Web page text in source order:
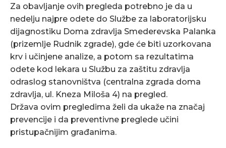
Za obavljanje ovih pregleda potrebno je da u
nedelju najpre odete do Službe za laboratorijsku
dijagnostiku Doma zdravlja Smederevska Palanka
(prizemlje Rudnik zgrade), gde će biti uzorkovana
krv i učinjene analize, a potom sa rezultatima
odete kod lekara u Službu za zaštitu zdravlja
odraslog stanovništva (centralna zgrada doma
zdravlja, ul. Kneza Miloša 4) na pregled.
Država ovim pregledima želi da ukaže na značaj
prevencije i da preventivne preglede učini
pristupačnijim građanima.